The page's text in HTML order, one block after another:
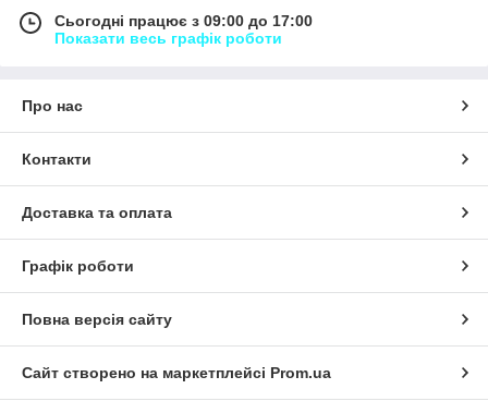
Сьогодні працює з 09:00 до 17:00
Показати весь графік роботи
Про нас
Контакти
Доставка та оплата
Графік роботи
Повна версія сайту
Сайт створено на маркетплейсі Prom.ua